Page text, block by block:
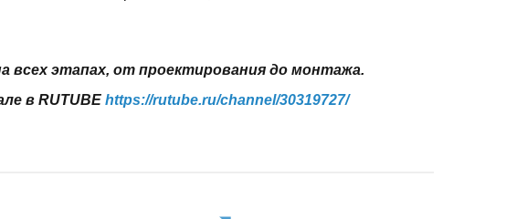
всех этапах, от проектирования до монтажа.
в RUTUBE https://rutube.ru/channel/30319727/